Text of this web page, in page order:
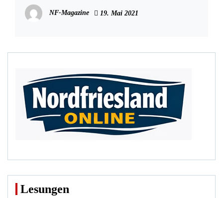
Einigen Gastrobetrieben wird die Kapazität
beschränkt – Androhung von
NF-Magazine 19. Mai 2021
Lesungen